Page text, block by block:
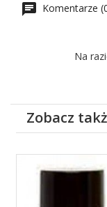
Komentarze
Na
Zobacz